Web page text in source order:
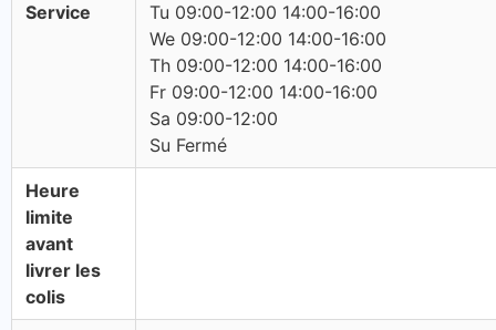
Service
Tu 09:00-12:00 14:00-16:00
We 09:00-12:00 14:00-16:00
Th 09:00-12:00 14:00-16:00
Fr 09:00-12:00 14:00-16:00
Sa 09:00-12:00
Su Fermé
Heure
limite
avant
livrer les
colis